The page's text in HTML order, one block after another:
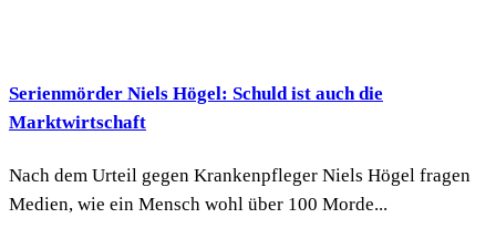
Serienmörder Niels Högel: Schuld ist auch die
Marktwirtschaft
Nach dem Urteil gegen Krankenpfleger Niels Högel fragen
Medien, wie ein Mensch wohl über 100 Morde...